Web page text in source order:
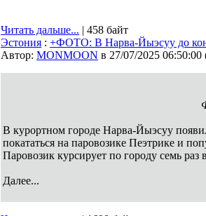
Читать дальше... | 458 байт
Эстония : +ФОТО: В Нарва-Йыэсуу до
Автор: MONMOON в 27/07/2025 06:50:00
В курортном городе Нарва-Йыэсуу
покататься на паровозике Пеэтрике и
Паровозик курсирует по городу семь раз
Далее...